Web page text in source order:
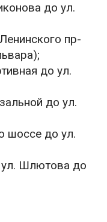
до ул.
пр-
до ул.
до ул.
шоссе до ул.
ул. Шлютова до